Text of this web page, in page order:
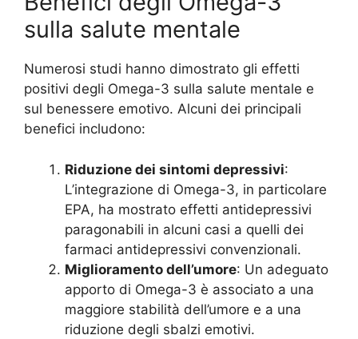
sulla salute mentale
Numerosi studi hanno dimostrato gli effetti
positivi degli Omega-3 sulla salute mentale e
sul benessere emotivo. Alcuni dei principali
benefici includono:
Riduzione dei sintomi depressivi:
L’integrazione di Omega-3, in particolare
EPA, ha mostrato effetti antidepressivi
paragonabili in alcuni casi a quelli dei
farmaci antidepressivi convenzionali.
Miglioramento dell’umore: Un adeguato
apporto di Omega-3 è associato a una
maggiore stabilità dell’umore e a una
riduzione degli sbalzi emotivi.